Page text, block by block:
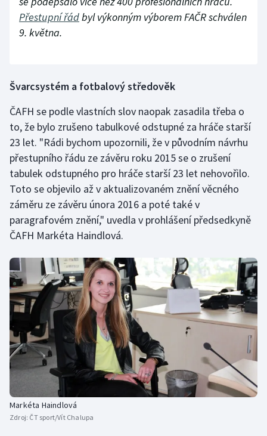
Přestupní řádbyl výkonným výborem FAČR schválen
9. května.
Švarcsystém a fotbalový středověk
ČAFH se podle vlastních slov naopak zasadila třeba o
to, že bylo zrušeno tabulkové odstupné za hráče starší
23 let. "Rádi bychom upozornili, že v původním návrhu
přestupního řádu ze závěru roku 2015 se o zrušení
tabulek odstupného pro hráče starší 23 let nehovořilo.
Toto se objevilo až v aktualizovaném znění věcného
záměru ze závěru února 2016 a poté také v
paragrafovém znění," uvedla v prohlášení předsedkyně
ČAFH Markéta Haindlová.
Markéta Haindlová
Zdroj: ČT sport/Vít Chalupa